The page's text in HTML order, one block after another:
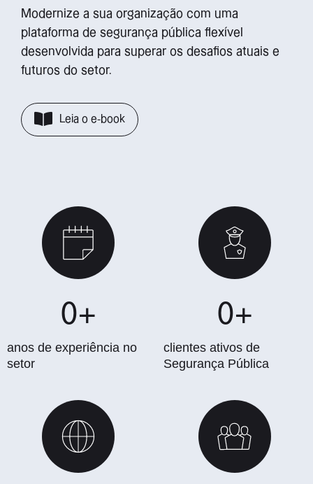
Modernize a sua organização com uma
plataforma de segurança pública flexível
desenvolvida para superar os desafios atuais e
futuros do setor.
Leia o e-book
anos de experiência no
setor
0+
clientes ativos de
Segurança Pública
0+